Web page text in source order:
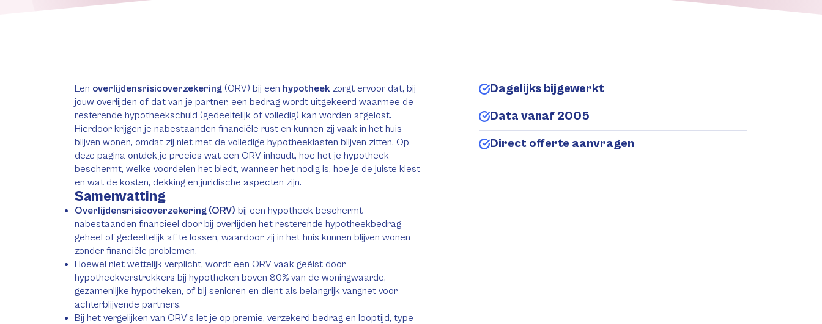
Een overlijdensrisicoverzekering (ORV) bij een hypotheek zorgt ervoor dat, bij
jouw overlijden of dat van je partner, een bedrag wordt uitgekeerd waarmee de
resterende hypotheekschuld (gedeeltelijk of volledig) kan worden afgelost.
Hierdoor krijgen je nabestaanden financiële rust en kunnen zij vaak in het huis
blijven wonen, omdat zij niet met de volledige hypotheeklasten blijven zitten. Op
deze pagina ontdek je precies wat een ORV inhoudt, hoe het je hypotheek
beschermt, welke voordelen het biedt, wanneer het nodig is, hoe je de juiste kiest
en wat de kosten, dekking en juridische aspecten zijn.
Samenvatting
Overlijdensrisicoverzekering (ORV) bij een hypotheek beschermt
nabestaanden financieel door bij overlijden het resterende hypotheekbedrag
geheel of gedeeltelijk af te lossen, waardoor zij in het huis kunnen blijven wonen
zonder financiële problemen.
Hoewel niet wettelijk verplicht, wordt een ORV vaak geëist door
hypotheekverstrekkers bij hypotheken boven 80% van de woningwaarde,
gezamenlijke hypotheken, of bij senioren en dient als belangrijk vangnet voor
achterblijvende partners.
Bij het vergelijken van ORV’s let je op premie, verzekerd bedrag en looptijd, type
Dagelijks bijgewerkt
Data vanaf 2005
Direct offerte aanvragen